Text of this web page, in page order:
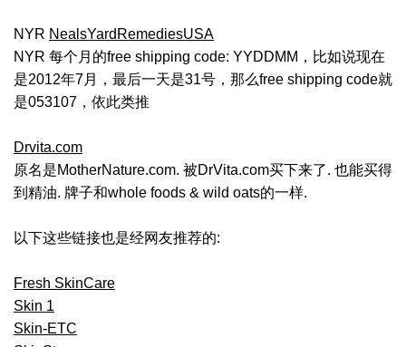
NYR NealsYardRemediesUSA
NYR 每个月的free shipping code: YYDDMM，比如说现在
是2012年7月，最后一天是31号，那么free shipping code就
是053107，依此类推
Drvita.com
原名是MotherNature.com. 被DrVita.com买下来了. 也能买得
到精油. 牌子和whole foods & wild oats的一样.
以下这些链接也是经网友推荐的:
Fresh SkinCare
Skin 1
Skin-ETC